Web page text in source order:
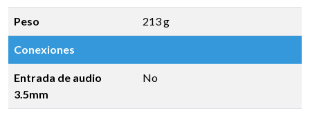
Peso 213 g
Conexiones
Entrada de audio
3.5mm
No